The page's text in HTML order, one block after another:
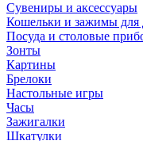
Сувениры и аксессуары
Кошельки и зажимы для
Посуда и столовые
Зонты
Картины
Брелоки
Настольные игры
Часы
Зажигалки
Шкатулки